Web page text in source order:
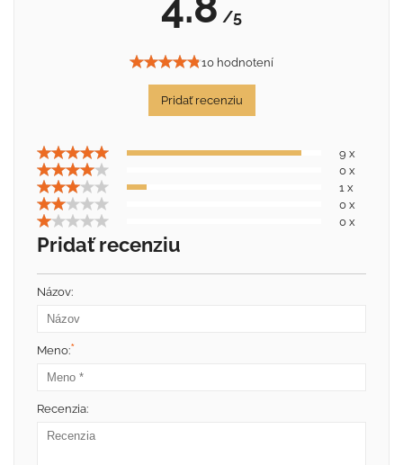
/5
10 hodnotení
Pridať recenziu
9 x
0 x
1 x
0 x
0 x
Pridať recenziu
Názov:
Meno:*
Recenzia: